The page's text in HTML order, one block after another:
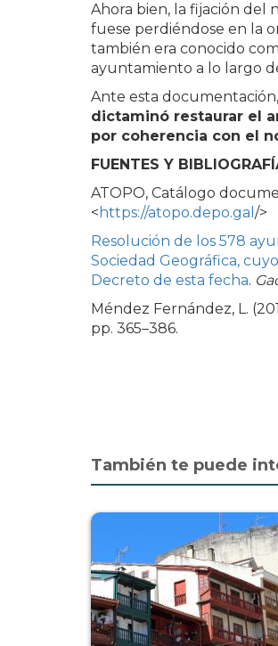
Ahora bien, la fijación del
fuese perdiéndose en la
también era conocido
ayuntamiento a lo largo
Ante esta documentación,
dictaminó restaurar el
por coherencia con el
FUENTES Y
ATOPO, Catálogo
< https://atopo.depo.gal />
Resolución de los 578
Sociedad Geográfica,
Decreto de esta fecha.
Méndez Fernández, L.
pp. 365–386.
También te puede